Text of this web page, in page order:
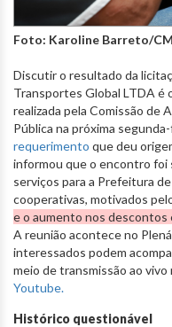
Foto: Karoline Barreto/
Discutir o resultado da
Transportes Global LTDA é
realizada pela Comissão de
Pública na próxima
requerimento que deu
informou que o encontro
serviços para a Prefeitura
cooperativas, motivados
e o aumento nos descontos
A reunião acontece no
interessados podem
meio de transmissão ao vivo
Youtube.
Histórico questionável